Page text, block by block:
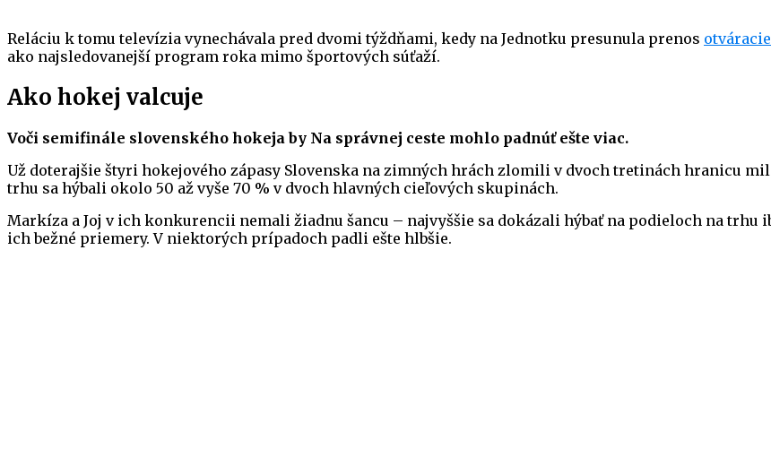
Reláciu k tomu televízia vynechávala pred dvomi týždňami, kedy na Jednotku presunula prenos
ako najsledovanejší program roka mimo športových súťaží.
Ako hokej valcuje
Voči semifinále slovenského hokeja by Na správnej ceste mohlo padnúť ešte viac.
Už doterajšie štyri hokejového zápasy Slovenska na zimných hrách zlomili v dvoch tretinách hranicu
trhu sa hýbali okolo 50 až vyše 70 % v dvoch hlavných cieľových skupinách.
Markíza a Joj v ich konkurencii nemali žiadnu šancu – najvyššie sa dokázali hýbať na podieloch na trhu
ich bežné priemery. V niektorých prípadoch padli ešte hlbšie.